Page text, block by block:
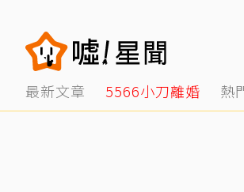
最新文章 5566小刀離婚 熱